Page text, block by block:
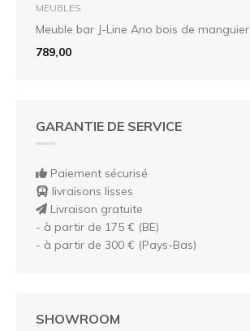
MEUBLES
Meuble bar J-Line Ano bois de manguier
789,00
GARANTIE DE SERVICE
Paiement sécurisé
livraisons lisses
Livraison gratuite
- à partir de 175 € (BE)
- à partir de 300 € (Pays-Bas)
SHOWROOM